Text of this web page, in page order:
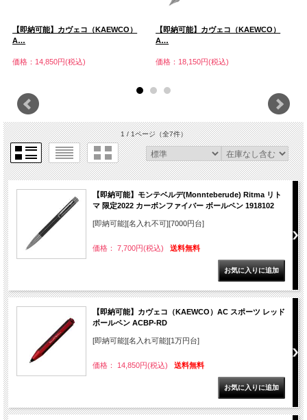
【即納可能】カヴェコ（KAEWCO）
A…
価格：14,850円(税込)
【即納可能】カヴェコ（KAEWCO）
A…
価格：18,150円(税込)
1 / 1ページ（全7件）
【即納可能】モンテベルデ(Monnteberude) Ritma リト
マ 限定2022 カーボンファイバー ボールペン 1918102
[即納可能][名入れ不可][7000円台]
価格： 7,700円(税込) 送料無料
【即納可能】カヴェコ（KAEWCO）AC スポーツ レッド
ボールペン ACBP-RD
[即納可能][名入れ可能][1万円台]
価格： 14,850円(税込) 送料無料